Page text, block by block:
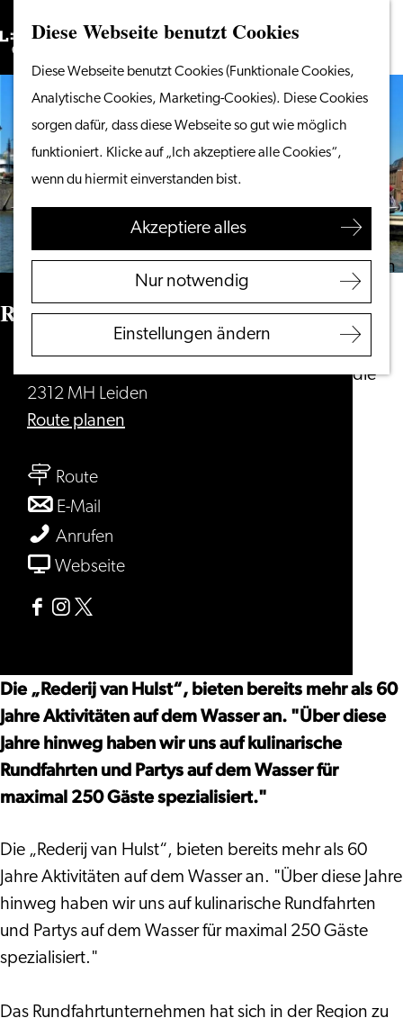
Diese Webseite benutzt Cookies
Diese Webseite benutzt Cookies (Funktionale Cookies,
Analytische Cookies, Marketing-Cookies). Diese Cookies
sorgen dafür, dass diese Webseite so gut wie möglich
funktioniert. Klicke auf „Ich akzeptiere alle Cookies“,
wenn du hiermit einverstanden bist.
Akzeptiere alles
Nur notwendig
Einstellungen ändern
Gehen
zur
Homepage
Menü
Suchen
Vom Wasser aus
Radeln & Wandern
Shoppen
Essen & Trinken
Ihren Besuch planen
Touristeninformation
Leiden
Entdecken Sie die
Suchen
Rederij van Hulst
2312 MH Leiden
Route planen
Routebis
Rederij
van
Hulst
E-Mail
Rederij
van
Anrufen
van
Webseiteab
Facebook
van
Hulst
Instagram
van
Hulst
X
van
Hulst
Die „Rederij van Hulst“, bieten bereits mehr als 60
Jahre Aktivitäten auf dem Wasser an. "Über diese
Jahre hinweg haben wir uns auf kulinarische
Rundfahrten und Partys auf dem Wasser für
maximal 250 Gäste spezialisiert."
Die „Rederij van Hulst“, bieten bereits mehr als 60
Jahre Aktivitäten auf dem Wasser an. "Über diese Jahre
hinweg haben wir uns auf kulinarische Rundfahrten
und Partys auf dem Wasser für maximal 250 Gäste
spezialisiert."
Das Rundfahrtunternehmen hat sich in der Region zu